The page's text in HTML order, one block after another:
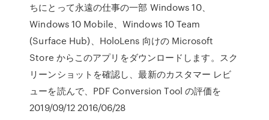
ちにとって永遠の仕事の一部 Windows 10、
Windows 10 Mobile、Windows 10 Team
(Surface Hub)、HoloLens 向けの Microsoft
Store からこのアプリをダウンロードします。スク
リーンショットを確認し、最新のカスタマー レビ
ューを読んで、PDF Conversion Tool の評価を
2019/09/12 2016/06/28